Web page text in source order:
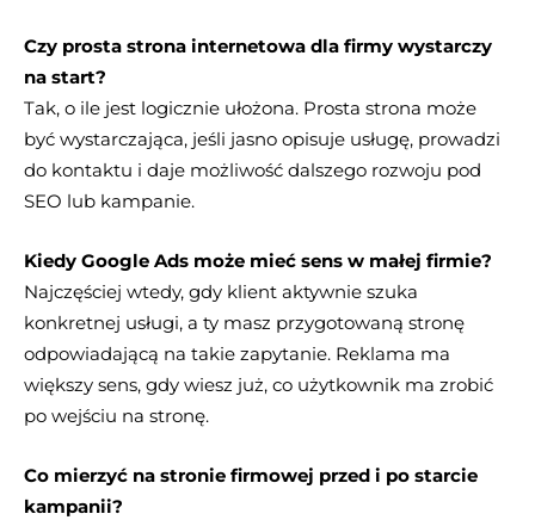
Czy prosta strona internetowa dla firmy wystarczy
na start?
Tak, o ile jest logicznie ułożona. Prosta strona może
być wystarczająca, jeśli jasno opisuje usługę, prowadzi
do kontaktu i daje możliwość dalszego rozwoju pod
SEO lub kampanie.
Kiedy Google Ads może mieć sens w małej firmie?
Najczęściej wtedy, gdy klient aktywnie szuka
konkretnej usługi, a ty masz przygotowaną stronę
odpowiadającą na takie zapytanie. Reklama ma
większy sens, gdy wiesz już, co użytkownik ma zrobić
po wejściu na stronę.
Co mierzyć na stronie firmowej przed i po starcie
kampanii?